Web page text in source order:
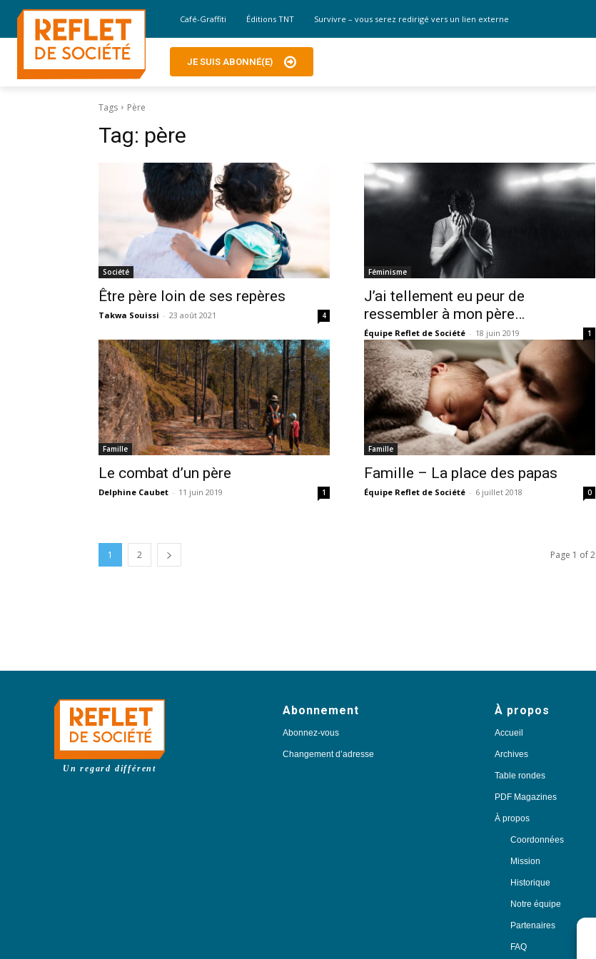
Café-Graffiti Éditions TNT Survivre – vous serez redirigé vers un lien externe
JE SUIS ABONNÉ(E)
Tags Père
Tag: père
Société
Être père loin de ses repères
Takwa Souissi - 23 août 2021 4
Féminisme
J’ai tellement eu peur de
ressembler à mon père…
Équipe Reflet de Société - 18 juin 2019 1
Famille
Le combat d’un père
Delphine Caubet - 11 juin 2019 1
Famille
Famille – La place des papas
Équipe Reflet de Société - 6 juillet 2018 0
1 2 Page 1 of 2
Un regard différent
Abonnement
Abonnez-vous
Changement d’adresse
À propos
Accueil
Archives
Table rondes
PDF Magazines
À propos
Coordonnées
Mission
Historique
Notre équipe
Partenaires
FAQ